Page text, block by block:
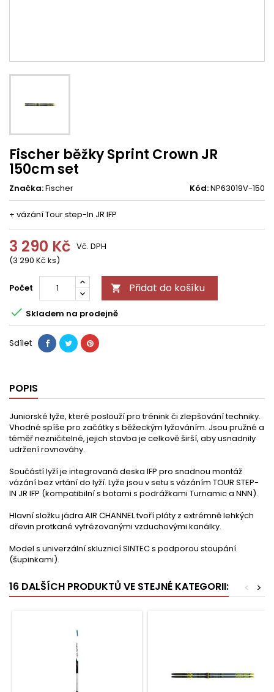
Fischer běžky Sprint Crown JR
150cm set
Značka:Fischer Kód:NP63019V-150
+ vázání Tour step-In JR IFP
3 290 Kč
(3 290 Kč ks)
Vč. DPH
Počet  Přidat do košíku
 Skladem na prodejně
Sdílet
POPIS
Juniorské lyže, které poslouží pro trénink či zlepšování techniky.
Vhodné spíše pro začátky s běžeckým lyžováním. Jsou pružné a
téměř nezničitelné, jejich stavba je celkově širší, aby usnadnily
udržení rovnováhy.
Součástí lyží je integrovaná deska IFP pro snadnou montáž
vázání bez vrtání do lyží. Lyže jsou v setu s vázáním TOUR STEP-
IN JR IFP (kompatibilní s botami s podrážkami Turnamic a NNN).
Hlavní složku jádra AIR CHANNEL tvoří pláty z extrémně lehkých
dřevin protkané vyfrézovanými vzduchovými kanálky.
Model s univerzální skluznicí SINTEC s podporou stoupání
(šupinkami).
16 DALŠÍCH PRODUKTŮ VE STEJNÉ KATEGORII: >
<